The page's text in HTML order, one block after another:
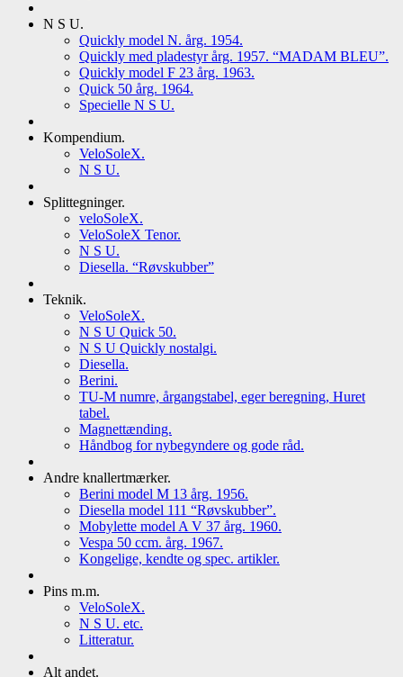
N S U.
Quickly model N. årg. 1954.
Quickly med pladestyr årg. 1957. “MADAM BLEU”.
Quickly model F 23 årg. 1963.
Quick 50 årg. 1964.
Specielle N S U.
Kompendium.
VeloSoleX.
N S U.
Splittegninger.
veloSoleX.
VeloSoleX Tenor.
N S U.
Diesella. “Røvskubber”
Teknik.
VeloSoleX.
N S U Quick 50.
N S U Quickly nostalgi.
Diesella.
Berini.
TU-M numre, årgangstabel, eger beregning, Huret
tabel.
Magnettænding.
Håndbog for nybegyndere og gode råd.
Andre knallertmærker.
Berini model M 13 årg. 1956.
Diesella model 111 “Røvskubber”.
Mobylette model A V 37 årg. 1960.
Vespa 50 ccm. årg. 1967.
Kongelige, kendte og spec. artikler.
Pins m.m.
VeloSoleX.
N S U. etc.
Litteratur.
Alt andet.